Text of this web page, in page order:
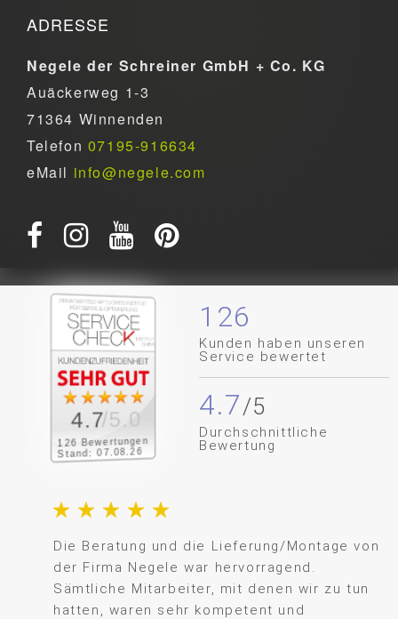
ADRESSE
Negele der Schreiner GmbH + Co. KG
Auäckerweg 1-3
71364 Winnenden
Telefon 07195-916634
eMail info@negele.com
126 Bewertungen
Stand: 07.08.26
4.7/5.0
126
Kunden haben unseren
Service bewertet
4.7
Durchschnittliche
Bewertung
Die Beratung und die Lieferung/Montage von
der Firma Negele war hervorragend.
Sämtliche Mitarbeiter, mit denen wir zu tun
hatten, waren sehr kompetent und